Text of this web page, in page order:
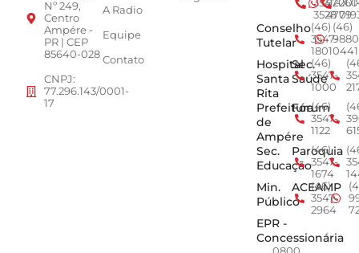
Nº 249,
Centro
Ampére -
PR | CEP
85640-028
CNPJ:
77.296.143/0001-
17
A Radio
Equipe
Contato
3547-
35284779
Conselho
Tutelar
(46)
3547-
1801
(46)
0441
Hospital
Santa
Rita
Sec.
Saúde
(46)
3547-
1000
Prefeitura
de
Ampére
Fórum
(46)
3547-
1122
Sec.
Educação
Paroquia
(46)
3547-
1674
Min.
Público
ACEAMP
(46)
3547-
2964
EPR -
Concessionária